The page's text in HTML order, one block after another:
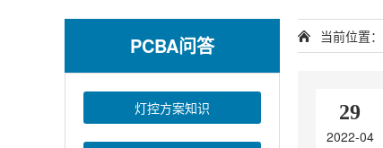
PCBA问答
灯控方案知识
当前位置：
29
2022-04